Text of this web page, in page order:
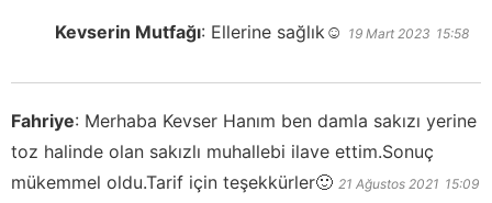
Kevserin Mutfağı: Ellerine sağlık☺️ 19 Mart 2023 15:58
Fahriye: Merhaba Kevser Hanım ben damla sakızı yerine
toz halinde olan sakızlı muhallebi ilave ettim.Sonuç
mükemmel oldu.Tarif için teşekkürler🙂 21 Ağustos 2021 15:09